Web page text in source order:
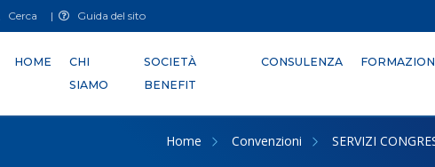
Cerca | Guida del sito
HOME
CHI
SIAMO
SOCIETÀ
BENEFIT
CONSULENZA
Home Convenzioni SERVIZI